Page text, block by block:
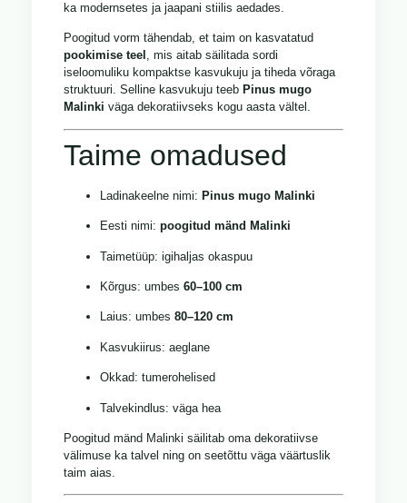
ka modernsetes ja jaapani stiilis aedades.
Poogitud vorm tähendab, et taim on kasvatatud
pookimise teel , mis aitab säilitada sordi
iseloomuliku kompaktse kasvukuju ja tiheda võraga
struktuuri. Selline kasvukuju teeb Pinus mugo
Malinki väga dekoratiivseks kogu aasta vältel.
Taime omadused
Ladinakeelne nimi: Pinus mugo Malinki
Eesti nimi: poogitud mänd Malinki
Taimetüüp: igihaljas okaspuu
Kõrgus: umbes 60–100 cm
Laius: umbes 80–120 cm
Kasvukiirus: aeglane
Okkad: tumerohelised
Talvekindlus: väga hea
Poogitud mänd Malinki säilitab oma dekoratiivse
välimuse ka talvel ning on seetõttu väga väärtuslik
taim aias.